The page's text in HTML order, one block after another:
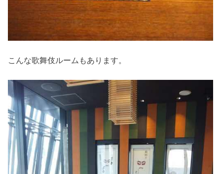
こんな歌舞伎ルームもあります。